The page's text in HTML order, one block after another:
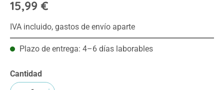
15,99 €
IVA incluido, gastos de envío aparte
Plazo de entrega: 4–6 días laborables
Cantidad